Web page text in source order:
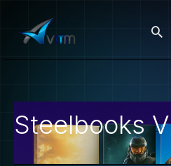
contenu
Steelbooks
du